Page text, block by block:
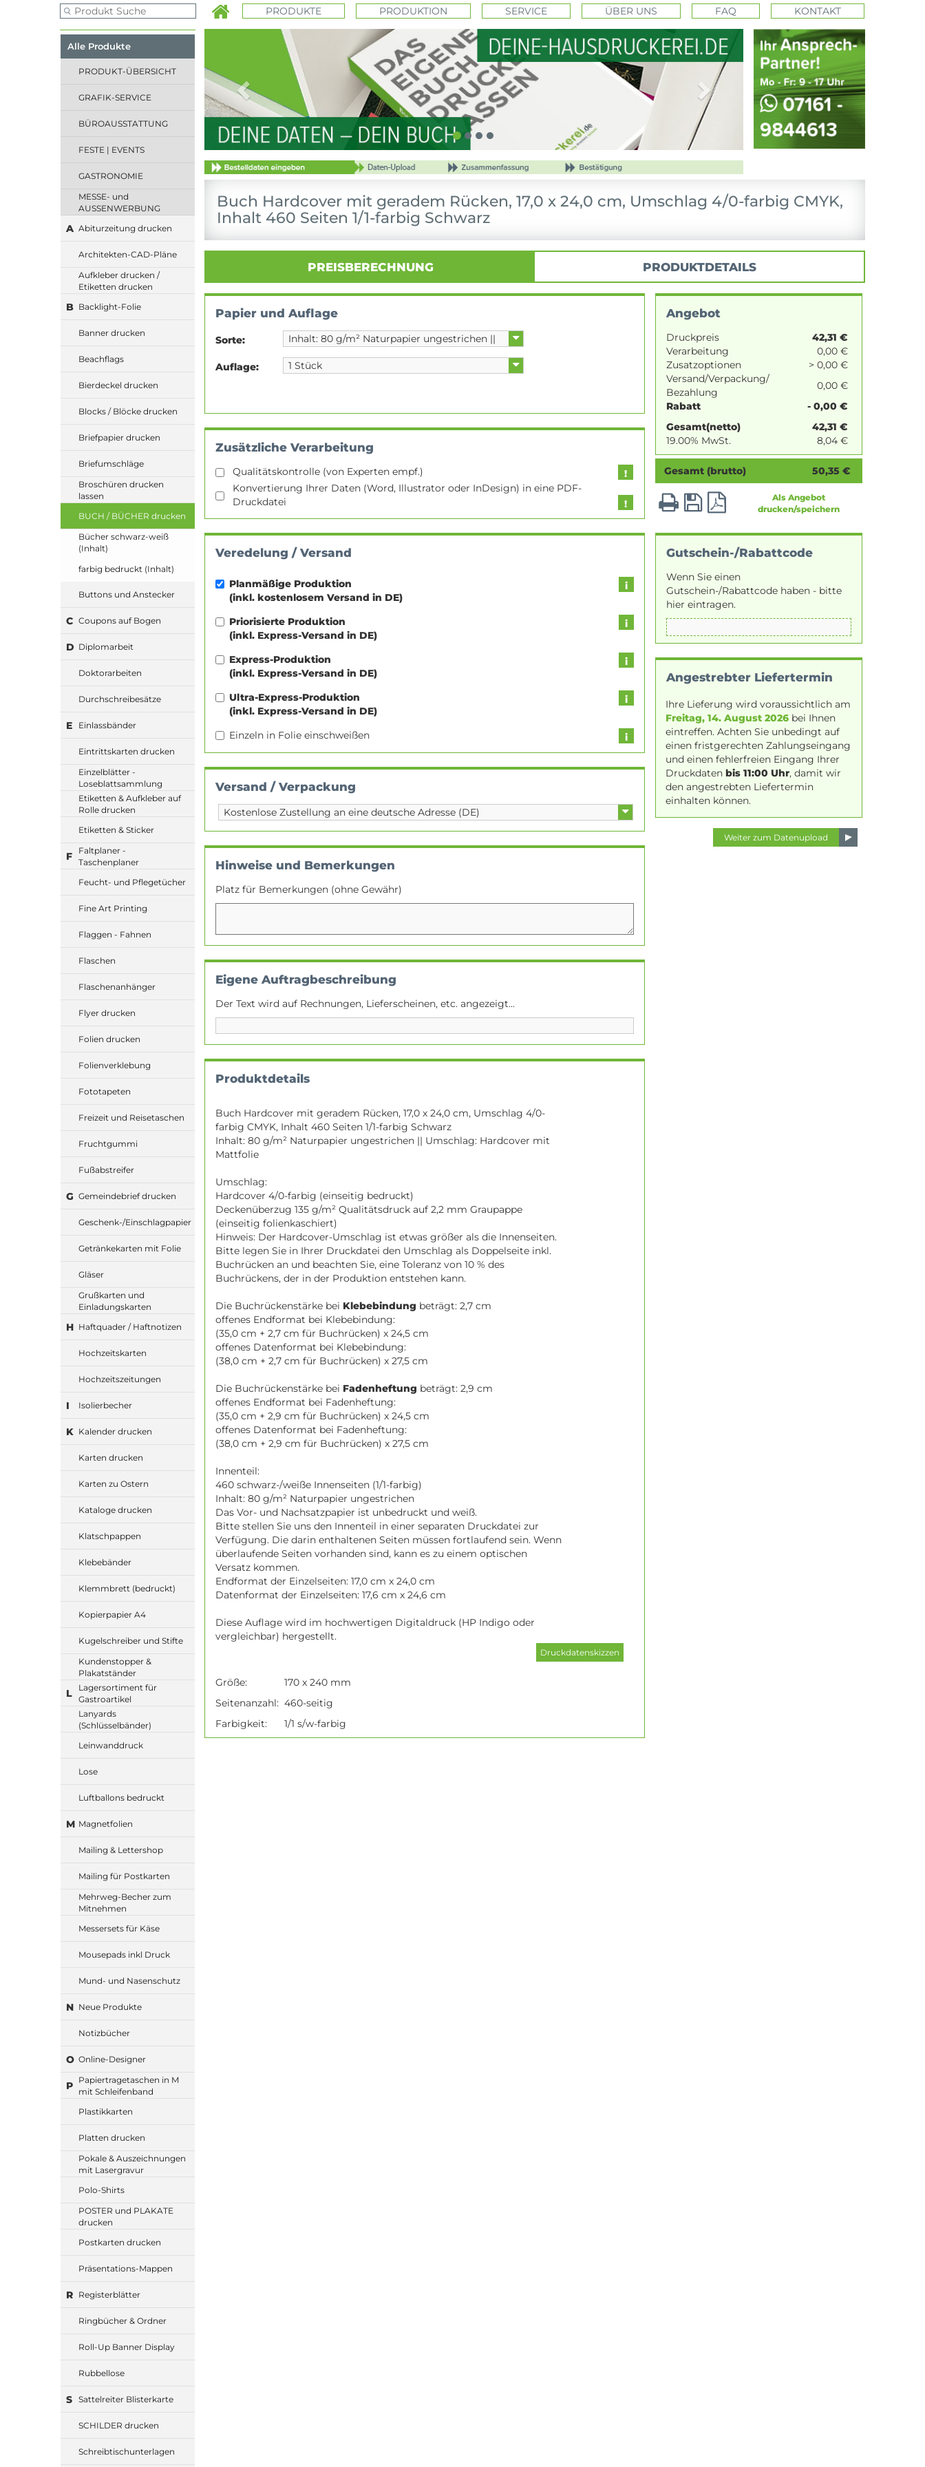
PRODUKTE PRODUKTION SERVICE ÜBER UNS FAQ KONTAKT
Alle Produkte
PRODUKT-ÜBERSICHT
GRAFIK-SERVICE
BÜROAUSSTATTUNG
FESTE | EVENTS
GASTRONOMIE
MESSE- und
AUSSENWERBUNG
A Abiturzeitung drucken
Architekten-CAD-Pläne
Aufkleber drucken /
Etiketten drucken
B Backlight-Folie
Banner drucken
Beachflags
Bierdeckel drucken
Blocks / Blöcke drucken
Briefpapier drucken
Briefumschläge
Broschüren drucken
lassen
BUCH / BÜCHER drucken
Bücher schwarz-weiß
(Inhalt)
farbig bedruckt (Inhalt)
Buttons und Anstecker
C Coupons auf Bogen
D Diplomarbeit
Doktorarbeiten
Durchschreibesätze
E Einlassbänder
Eintrittskarten drucken
Einzelblätter -
Loseblattsammlung
Etiketten & Aufkleber auf
Rolle drucken
Etiketten & Sticker
F
Faltplaner -
Taschenplaner
Feucht- und Pflegetücher
Fine Art Printing
Flaggen - Fahnen
Flaschen
Flaschenanhänger
Flyer drucken
Folien drucken
Folienverklebung
Fototapeten
Freizeit und Reisetaschen
Fruchtgummi
Fußabstreifer
G Gemeindebrief drucken
Geschenk-/Einschlagpapier
Getränkekarten mit Folie
Gläser
Grußkarten und
Einladungskarten
H Haftquader / Haftnotizen
Hochzeitskarten
Hochzeitszeitungen
I Isolierbecher
K Kalender drucken
Karten drucken
Karten zu Ostern
Kataloge drucken
Klatschpappen
Klebebänder
Klemmbrett (bedruckt)
Kopierpapier A4
Kugelschreiber und Stifte
Kundenstopper &
Plakatständer
L
Lagersortiment für
Gastroartikel
Lanyards
(Schlüsselbänder)
Leinwanddruck
Lose
Luftballons bedruckt
M Magnetfolien
Mailing & Lettershop
Mailing für Postkarten
Mehrweg-Becher zum
Mitnehmen
Messersets für Käse
Mousepads inkl Druck
Mund- und Nasenschutz
N Neue Produkte
Notizbücher
O Online-Designer
P Papiertragetaschen in M
mit Schleifenband
Plastikkarten
Platten drucken
Pokale & Auszeichnungen
mit Lasergravur
Polo-Shirts
POSTER und PLAKATE
drucken
Postkarten drucken
Präsentations-Mappen
R Registerblätter
Ringbücher & Ordner
Roll-Up Banner Display
Rubbellose
S Sattelreiter Blisterkarte
SCHILDER drucken
Schreibtischunterlagen
Previous Next
Buch Hardcover mit geradem Rücken, 17,0 x 24,0 cm, Umschlag 4/0-farbig CMYK,
Inhalt 460 Seiten 1/1-farbig Schwarz
PREISBERECHNUNG PRODUKTDETAILS
Papier und Auflage
Sorte:
Auflage:
Zusätzliche Verarbeitung
Qualitätskontrolle (von Experten empf.)
Konvertierung Ihrer Daten (Word, Illustrator oder InDesign) in eine PDF-
Druckdatei
Veredelung / Versand
Planmäßige Produktion
(inkl. kostenlosem Versand in DE)
Priorisierte Produktion
(inkl. Express-Versand in DE)
Express-Produktion
(inkl. Express-Versand in DE)
Ultra-Express-Produktion
(inkl. Express-Versand in DE)
Einzeln in Folie einschweißen
Versand / Verpackung
Hinweise und Bemerkungen
Platz für Bemerkungen (ohne Gewähr)
Eigene Auftragbeschreibung
Der Text wird auf Rechnungen, Lieferscheinen, etc. angezeigt...
Produktdetails
Buch Hardcover mit geradem Rücken, 17,0 x 24,0 cm, Umschlag 4/0-
farbig CMYK, Inhalt 460 Seiten 1/1-farbig Schwarz
Inhalt: 80 g/m² Naturpapier ungestrichen || Umschlag: Hardcover mit
Mattfolie
Umschlag:
Hardcover 4/0-farbig (einseitig bedruckt)
Deckenüberzug 135 g/m² Qualitätsdruck auf 2,2 mm Graupappe
(einseitig folienkaschiert)
Hinweis: Der Hardcover-Umschlag ist etwas größer als die Innenseiten.
Bitte legen Sie in Ihrer Druckdatei den Umschlag als Doppelseite inkl.
Buchrücken an und beachten Sie, eine Toleranz von 10 % des
Buchrückens, der in der Produktion entstehen kann.
Die Buchrückenstärke bei Klebebindung beträgt: 2,7 cm
offenes Endformat bei Klebebindung:
(35,0 cm + 2,7 cm für Buchrücken) x 24,5 cm
offenes Datenformat bei Klebebindung:
(38,0 cm + 2,7 cm für Buchrücken) x 27,5 cm
Die Buchrückenstärke bei Fadenheftung beträgt: 2,9 cm
offenes Endformat bei Fadenheftung:
(35,0 cm + 2,9 cm für Buchrücken) x 24,5 cm
offenes Datenformat bei Fadenheftung:
(38,0 cm + 2,9 cm für Buchrücken) x 27,5 cm
Innenteil:
460 schwarz-/weiße Innenseiten (1/1-farbig)
Inhalt: 80 g/m² Naturpapier ungestrichen
Das Vor- und Nachsatzpapier ist unbedruckt und weiß.
Bitte stellen Sie uns den Innenteil in einer separaten Druckdatei zur
Verfügung. Die darin enthaltenen Seiten müssen fortlaufend sein. Wenn
überlaufende Seiten vorhanden sind, kann es zu einem optischen
Versatz kommen.
Endformat der Einzelseiten: 17,0 cm x 24,0 cm
Datenformat der Einzelseiten: 17,6 cm x 24,6 cm
Diese Auflage wird im hochwertigen Digitaldruck (HP Indigo oder
vergleichbar) hergestellt.
Größe:
170 x 240 mm
Seitenanzahl: 460-seitig
Farbigkeit:
1/1 s/w-farbig
Angebot
Druckpreis 42,31 €
Verarbeitung
0,00 €
Zusatzoptionen
> 0,00 €
Versand/Verpackung/
Bezahlung
0,00 €
Rabatt
- 0,00 €
Gesamt(netto)
42,31 €
19.00% MwSt.
8,04€
Gesamt (brutto) 50,35 €
Als Angebot
drucken/speichern
Gutschein-/Rabattcode
Wenn Sie einen
Gutschein-/Rabattcode haben - bitte
hier eintragen.
Angestrebter Liefertermin
Ihre Lieferung wird voraussichtlich am
Freitag, 14. August 2026 bei Ihnen
eintreffen. Achten Sie unbedingt auf
einen fristgerechten Zahlungseingang
und einen fehlerfreien Eingang Ihrer
Druckdatenbis 11:00 Uhr, damit wir
den angestrebten Liefertermin
einhalten können.